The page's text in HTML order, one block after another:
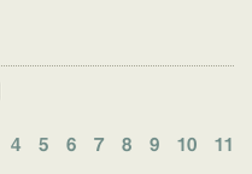
4 5 6 7 8 9 10 11